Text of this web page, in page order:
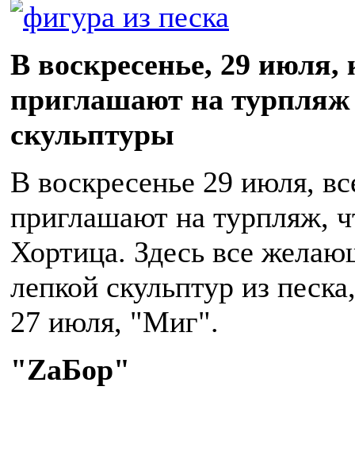
В воскресенье, 29 июля,
приглашают на турпляж
скульптуры
В воскресенье 29 июля,
приглашают на турпляж,
Хортица. Здесь все
лепкой скульптур из
27 июля, "Миг".
"ZaБор"